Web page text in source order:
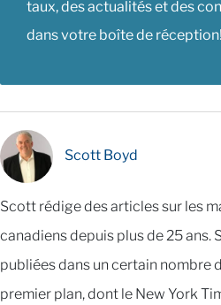
taux, des actualités et des
dans votre boîte de réception!
Scott Boyd
Scott rédige des articles sur les
canadiens depuis plus de 25 ans.
publiées dans un certain nombre
premier plan, dont le New York